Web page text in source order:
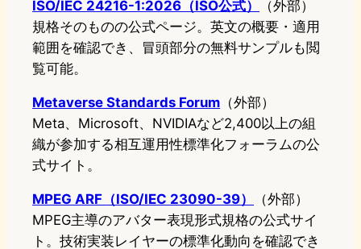
ISO/IEC 24216-1:2026（ISO公式）
（外部）
規格そのものの公式ページ。英文の概要・適用
範囲を確認でき、冒頭部分の無料サンプルも閲
覧可能。
Metaverse Standards Forum （外部）
Meta、Microsoft、NVIDIAなど2,400以上の組
織が参加する相互運用性標準化フォーラムの公
式サイト。
MPEG ARF（ISO/IEC 23090-39）
（外部）
MPEG主導のアバター表現形式規格の公式サイ
ト。技術実装レイヤーの標準化動向を確認でき